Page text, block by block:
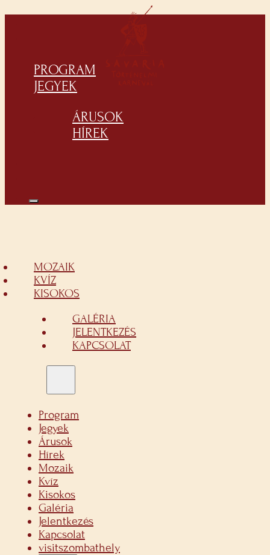
PROGRAM
JEGYEK
ÁRUSOK
HÍREK
MOZAIK
KVÍZ
KISOKOS
GALÉRIA
JELENTKEZÉS
KAPCSOLAT
Program
Jegyek
Árusok
Hírek
Mozaik
Kvíz
Kisokos
Galéria
Jelentkezés
Kapcsolat
visitszombathely